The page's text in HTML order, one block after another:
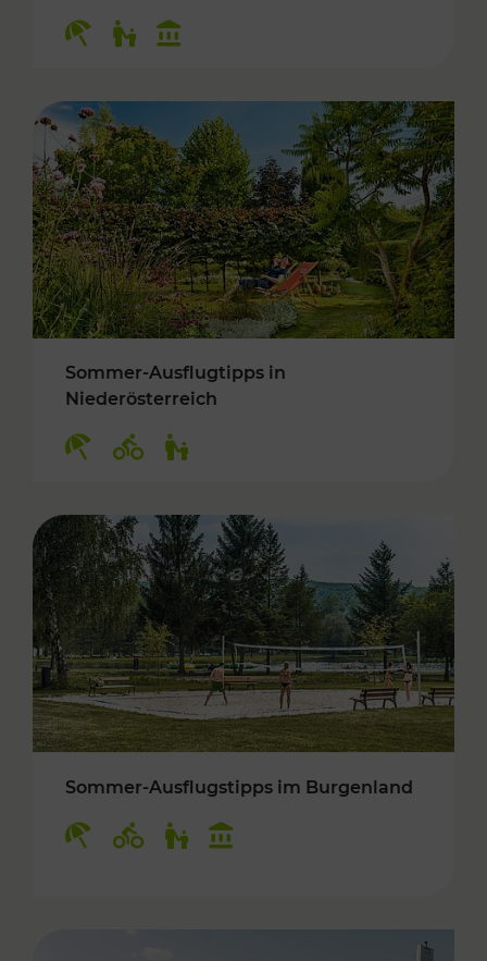
Sommer-Ausflugtipps in
Niederösterreich
Sommer-Ausflugstipps im Burgenland